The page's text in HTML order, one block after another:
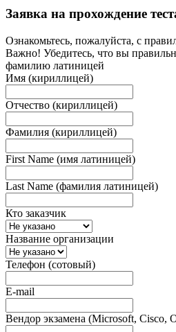
Заявка на прохождение
Ознакомьтесь, пожалуйста, с
Важно! Убедитесь, что вы
фамилию латиницей
Имя (кириллицей)
Отчество (кириллицей)
Фамилия (кириллицей)
First Name (имя латиницей)
Last Name (фамилия латиницей)
Кто заказчик
Название организации
Телефон (сотовый)
E-mail
Вендор экзамена (Microsoft, Cisco,